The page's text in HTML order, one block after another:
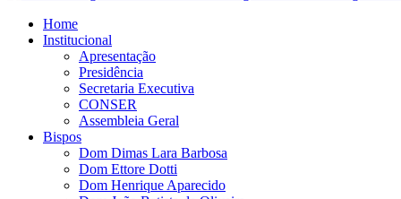
Home
Institucional
Apresentação
Presidência
Secretaria Executiva
CONSER
Assembleia Geral
Bispos
Dom Dimas Lara Barbosa
Dom Ettore Dotti
Dom Henrique Aparecido